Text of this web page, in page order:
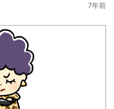
7年前